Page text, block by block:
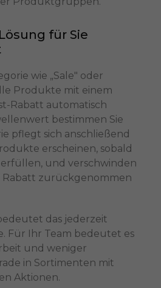
für Sie
wie „Sale" oder
Produkte mit einem
Rabatt automatisch
bestimmen Sie
pflegt sich anschließend
erscheinen, sobald
und verschwinden
Rabatt zurückgenommen
das jederzeit
Für Ihr Team bedeutet es
und weniger
in Sortimenten mit
Aktionen.